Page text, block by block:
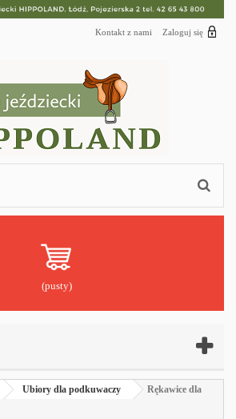
Zaloguj się
Kontakt z nami
(pusty)
Ubiory dla podkuwaczy
Rękawice dla